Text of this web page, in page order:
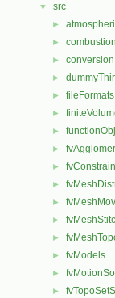
▼ src
►
►
► conversion
►
► fileFormats
►
►
►
►
►
►
►
►
► fvModels
►
►